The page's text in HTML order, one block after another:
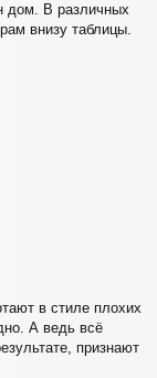
дом. В различных
внизу таблицы.
в стиле плохих
А ведь всё
признают